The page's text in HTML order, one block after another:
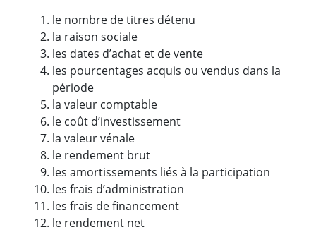
le nombre de titres détenu
la raison sociale
les dates d’achat et de vente
les pourcentages acquis ou vendus dans la
période
la valeur comptable
le coût d’investissement
la valeur vénale
le rendement brut
les amortissements liés à la participation
les frais d’administration
les frais de financement
le rendement net